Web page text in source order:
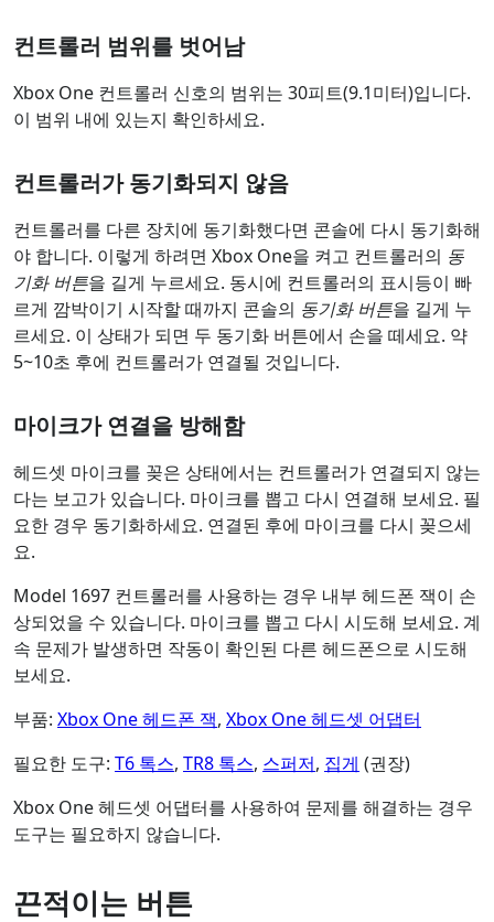
컨트롤러 범위를 벗어남
Xbox One 컨트롤러 신호의 범위는 30피트(9.1미터)입니다.
이 범위 내에 있는지 확인하세요.
컨트롤러가 동기화되지 않음
컨트롤러를 다른 장치에 동기화했다면 콘솔에 다시 동기화해
야 합니다. 이렇게 하려면 Xbox One을 켜고 컨트롤러의 동
기화 버튼을 길게 누르세요. 동시에 컨트롤러의 표시등이 빠
르게 깜박이기 시작할 때까지 콘솔의 동기화 버튼을 길게 누
르세요. 이 상태가 되면 두 동기화 버튼에서 손을 떼세요. 약
5~10초 후에 컨트롤러가 연결될 것입니다.
마이크가 연결을 방해함
헤드셋 마이크를 꽂은 상태에서는 컨트롤러가 연결되지 않는
다는 보고가 있습니다. 마이크를 뽑고 다시 연결해 보세요. 필
요한 경우 동기화하세요. 연결된 후에 마이크를 다시 꽂으세
요.
Model 1697 컨트롤러를 사용하는 경우 내부 헤드폰 잭이 손
상되었을 수 있습니다. 마이크를 뽑고 다시 시도해 보세요. 계
속 문제가 발생하면 작동이 확인된 다른 헤드폰으로 시도해
보세요.
부품: Xbox One 헤드폰 잭, Xbox One 헤드셋 어댑터
필요한 도구: T6 톡스, TR8 톡스, 스퍼저, 집게 (권장)
Xbox One 헤드셋 어댑터를 사용하여 문제를 해결하는 경우
도구는 필요하지 않습니다.
끈적이는 버튼